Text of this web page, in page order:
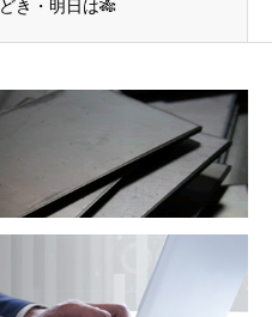
き・明日は🎋